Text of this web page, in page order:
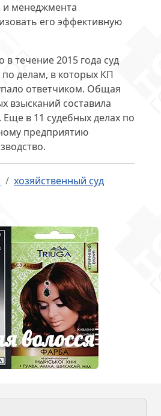
и менеджмента
его эффективную
течение 2015 года суд
делам, в которых КП
ответчиком. Общая
взысканий составила
. Еще в 11 судебных делах по
предприятию
хозяйственный суд